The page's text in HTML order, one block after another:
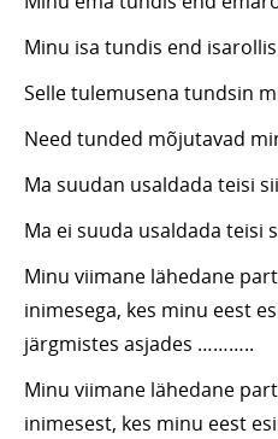
Minu isa tundis end
Selle tulemusena tundsin
Need tunded mõjutavad
Ma suudan usaldada teisi
Ma ei suuda usaldada teisi
Minu viimane lähedane
inimesega, kes minu eest
järgmistes asjades ………..
Minu viimane lähedane
inimesest, kes minu eest